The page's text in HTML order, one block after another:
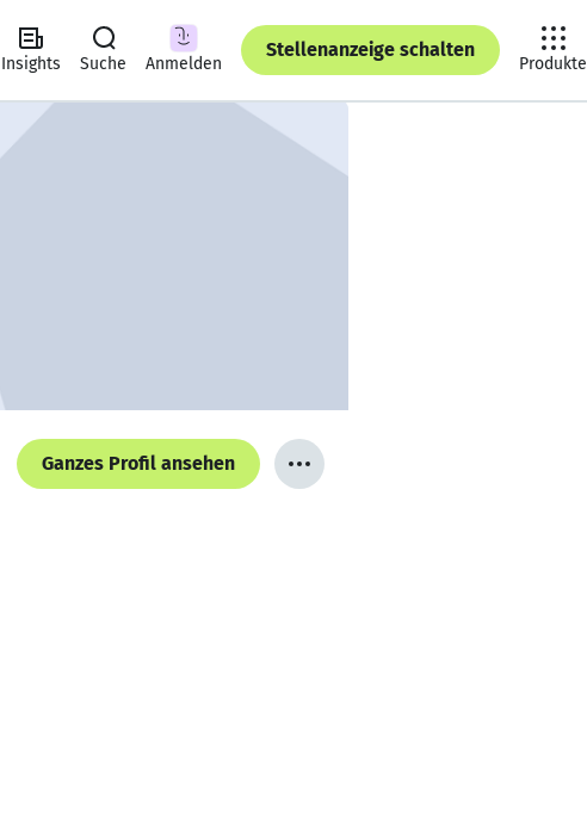
Insights Suche Anmelden
Stellenanzeige schalten
Produkte
Ganzes Profil ansehen